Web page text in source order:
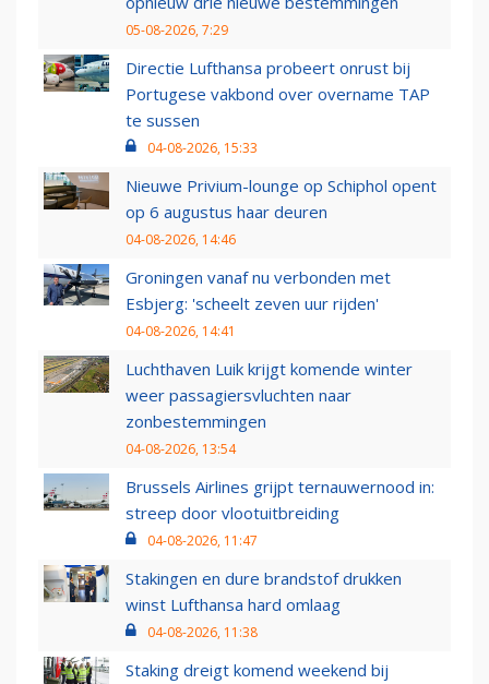
05-08-2026, 7:29
Directie Lufthansa probeert onrust bij
Portugese vakbond over overname TAP
te sussen
04-08-2026, 15:33
Nieuwe Privium-lounge op Schiphol opent
op 6 augustus haar deuren
04-08-2026, 14:46
Groningen vanaf nu verbonden met
Esbjerg: 'scheelt zeven uur rijden'
04-08-2026, 14:41
Luchthaven Luik krijgt komende winter
weer passagiersvluchten naar
zonbestemmingen
04-08-2026, 13:54
Brussels Airlines grijpt ternauwernood in:
streep door vlootuitbreiding
04-08-2026, 11:47
Stakingen en dure brandstof drukken
winst Lufthansa hard omlaag
04-08-2026, 11:38
Staking dreigt komend weekend bij